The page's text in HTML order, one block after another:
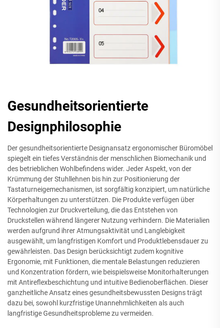
Gesundheitsorientierte
Designphilosophie
Der gesundheitsorientierte Designansatz ergonomischer Büromöbel
spiegelt ein tiefes Verständnis der menschlichen Biomechanik und
des betrieblichen Wohlbefindens wider. Jeder Aspekt, von der
Krümmung der Stuhllehnen bis hin zur Positionierung der
Tastaturneigemechanismen, ist sorgfältig konzipiert, um natürliche
Körperhaltungen zu unterstützen. Die Produkte verfügen über
Technologien zur Druckverteilung, die das Entstehen von
Druckstellen während längerer Nutzung verhindern. Die Materialien
werden aufgrund ihrer Atmungsaktivität und Langlebigkeit
ausgewählt, um langfristigen Komfort und Produktlebensdauer zu
gewährleisten. Das Design berücksichtigt zudem kognitive
Ergonomie, mit Funktionen, die mentale Belastungen reduzieren
und Konzentration fördern, wie beispielsweise Monitorhalterungen
mit Antireflexbeschichtung und intuitive Bedienoberflächen. Dieser
ganzheitliche Ansatz eines gesundheitsbewussten Designs trägt
dazu bei, sowohl kurzfristige Unannehmlichkeiten als auch
langfristige Gesundheitsprobleme zu vermeiden.